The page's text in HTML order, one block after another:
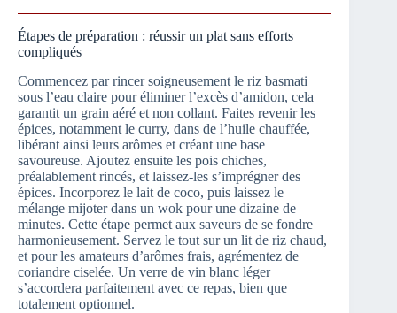
Étapes de préparation : réussir un plat sans efforts
compliqués
Commencez par rincer soigneusement le riz basmati
sous l’eau claire pour éliminer l’excès d’amidon, cela
garantit un grain aéré et non collant. Faites revenir les
épices, notamment le curry, dans de l’huile chauffée,
libérant ainsi leurs arômes et créant une base
savoureuse. Ajoutez ensuite les pois chiches,
préalablement rincés, et laissez-les s’imprégner des
épices. Incorporez le lait de coco, puis laissez le
mélange mijoter dans un wok pour une dizaine de
minutes. Cette étape permet aux saveurs de se fondre
harmonieusement. Servez le tout sur un lit de riz chaud,
et pour les amateurs d’arômes frais, agrémentez de
coriandre ciselée. Un verre de vin blanc léger
s’accordera parfaitement avec ce repas, bien que
totalement optionnel.